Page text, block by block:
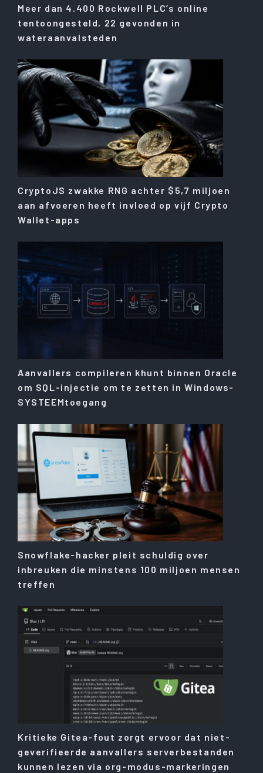
Meer dan 4.400 Rockwell PLC’s online
tentoongesteld, 22 gevonden in
wateraanvalsteden
CryptoJS zwakke RNG achter $5,7 miljoen
aan afvoeren heeft invloed op vijf Crypto
Wallet-apps
Aanvallers compileren khunt binnen Oracle
om SQL-injectie om te zetten in Windows-
SYSTEEMtoegang
Snowflake-hacker pleit schuldig over
inbreuken die minstens 100 miljoen mensen
treffen
Kritieke Gitea-fout zorgt ervoor dat niet-
geverifieerde aanvallers serverbestanden
kunnen lezen via org-modus-markeringen